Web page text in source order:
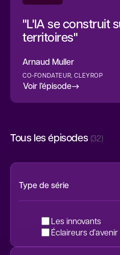
"L'IA se construit
territoires"
Arnaud Muller
CO-FONDATEUR, CLEYROP
Voir l’épisode
Tous les épisodes (32)
Type de série
Les innovants
Éclaireurs d’avenir